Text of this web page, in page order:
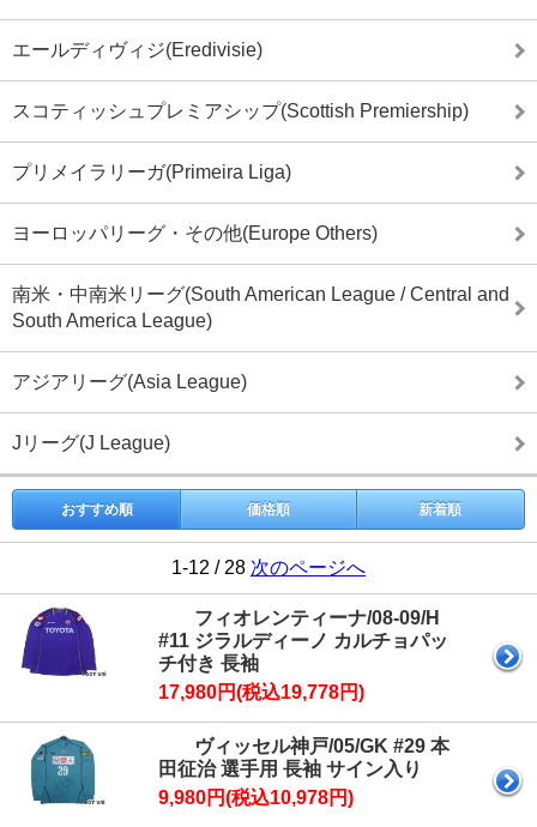
エールディヴィジ(Eredivisie)
スコティッシュプレミアシップ(Scottish Premiership)
プリメイラリーガ(Primeira Liga)
ヨーロッパリーグ・その他(Europe Others)
南米・中南米リーグ(South American League / Central and
South America League)
アジアリーグ(Asia League)
Jリーグ(J League)
おすすめ順 価格順 新着順
1-12 / 28 次のページへ
フィオレンティーナ/08-09/H
#11 ジラルディーノ カルチョパッ
チ付き 長袖
17,980円(税込19,778円)
ヴィッセル神戸/05/GK #29 本
田征治 選手用 長袖 サイン入り
9,980円(税込10,978円)